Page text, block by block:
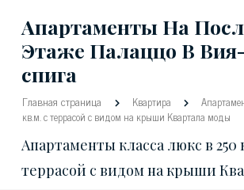
Апартаменты На
Этаже Палаццо В
спига
Главная страница Квартира
кв.м. с террасой с видом на крыши Квартала моды
Апартаменты класса люкс в 250
террасой с видом на крыши